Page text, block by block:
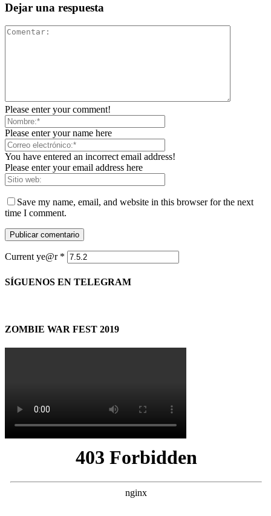
Dejar una respuesta
Please enter your comment!
Please enter your name here
You have entered an incorrect email address!
Please enter your email address here
Save my name, email, and website in this browser for the next
time I comment.
Current ye@r *
SÍGUENOS EN TELEGRAM
ZOMBIE WAR FEST 2019